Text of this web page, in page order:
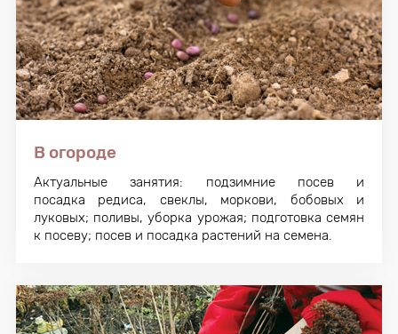
В огороде
Актуальные занятия: подзимние посев и
посадка редиса, свеклы, моркови, бобовых и
луковых; поливы, уборка урожая; подготовка семян
к посеву; посев и посадка растений на семена.